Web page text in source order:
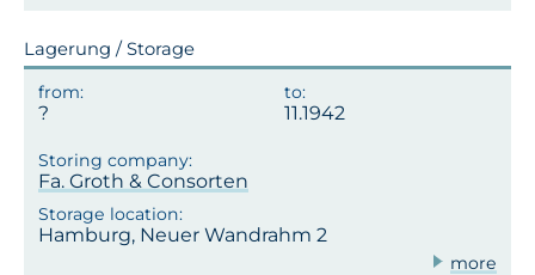
Lagerung / Storage
11.1942
Fa. Groth & Consorten
Hamburg, Neuer Wandrahm 2
more